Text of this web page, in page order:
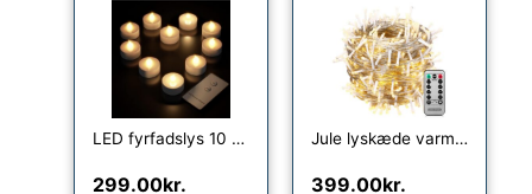
LED fyrfadslys 10 stk. Varm hvid fjernbetjening
299.00kr.
Jule lyskæde varm hvid 20m gennemsigtig fjernbetjening
399.00kr.